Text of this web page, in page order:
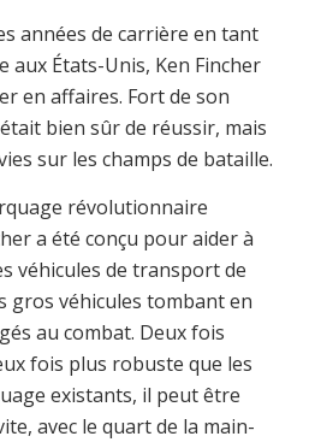
années de carrière en tant
aux États-Unis, Ken Fincher
en affaires. Fort de son
bien sûr de réussir, mais
sur les champs de bataille.
révolutionnaire
a été conçu pour aider à
véhicules de transport de
gros véhicules tombant en
au combat. Deux fois
fois plus robuste que les
existants, il peut être
avec le quart de la main-